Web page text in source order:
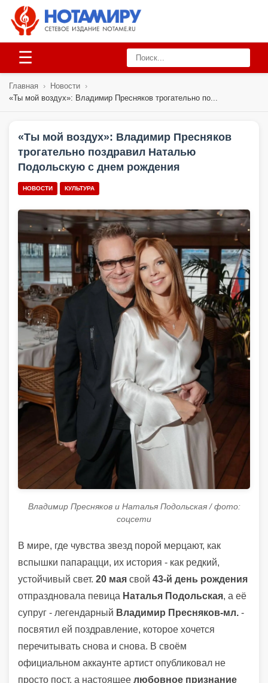
☰
Главная › Новости ›
«Ты мой воздух»: Владимир Пресняков трогательно по...
«Ты мой воздух»: Владимир Пресняков
трогательно поздравил Наталью
Подольскую с днем рождения
НОВОСТИ КУЛЬТУРА
Владимир Пресняков и Наталья Подольская / фото:
соцсети
В мире, где чувства звезд порой мерцают, как
вспышки папарацци, их история - как редкий,
устойчивый свет. 20 мая свой 43-й день рождения
отпраздновала певица Наталья Подольская, а её
супруг - легендарный Владимир Пресняков-мл. -
посвятил ей поздравление, которое хочется
перечитывать снова и снова. В своём
официальном аккаунте артист опубликовал не
просто пост, а настоящее любовное признание